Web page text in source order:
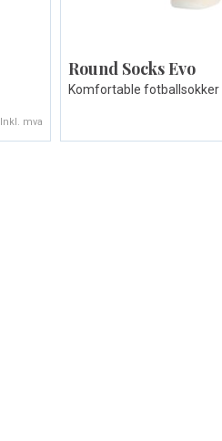
Inkl. mva
Round Socks Evo
Komfortable fotballsokker